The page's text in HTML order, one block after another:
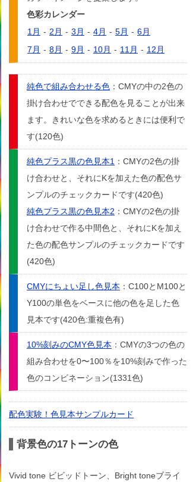
色彩カレンダー
1月 - 2月 - 3月 - 4月 - 5月 - 6月
7月 - 8月 - 9月 - 10月 - 11月 - 12月
純色で組み合わせる色 ：CMYの中の2色の
掛け合わせでできる配色を見ることが出来
ます。きれいな色を求めるときには便利で
す(120色)
純色プラス黒の色見本1 ：CMYの2色の掛
け合わせと、それにKを加えた色の配色サ
ンプルのチェックカードです(420色)
純色プラス黒の色見本2 ：CMYの2色の掛
け合わせで作る中間色と、それにKを加え
た色の配色サンプルのチェックカードです
(420色)
CMYにちょい足し色見本 ：C100とM100と
Y100の単色をベースに他の色を足した色
見本です(420色:重複色有)
10%刻みのCMY色見本 ：CMYの3つの色の
組み合わせを0〜100％を10%刻みで作った
色のコンビネーション(1331色)
配色実験！色見本サンプルカード
背景色の17トーンの色
Vivid tone ビビッドトーン、Bright toneブライ